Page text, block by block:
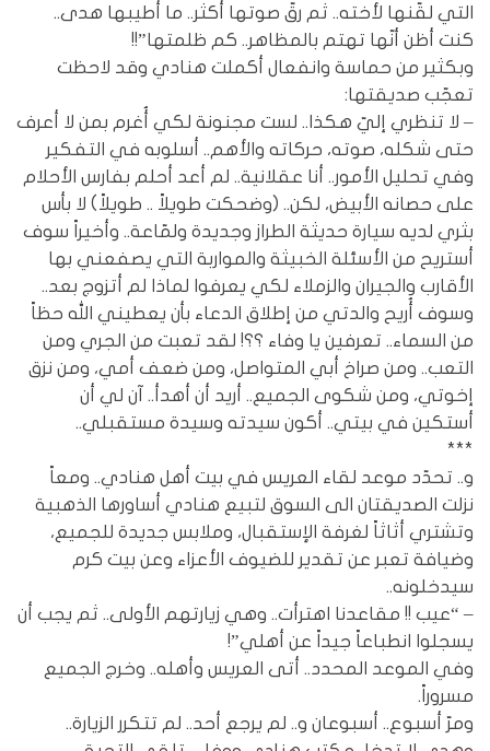
التي لقّنها لأخته.. ثم رقّ صوتها أكثر.. ما أطيبها هدى..
كنت أظن أنّها تهتم بالمظاهر.. كم ظلمتها”!!
وبكثير من حماسة وانفعال أكملت هنادي وقد لاحظت
تعجّب صديقتها:
– لا تنظري إليّ هكذا.. لست مجنونة لكي أُغرم بمن لا أعرف
حتى شكله، صوته، حركاته والأهم.. أسلوبه في التفكير
وفي تحليل الأمور.. أنا عقلانية.. لم أعد أحلم بفارس الأحلام
على حصانه الأبيض، لكن.. (وضحكت طويلاً .. طويلاً) لا بأس
بثري لديه سيارة حديثة الطراز وجديدة ولمّاعة.. وأخيراً سوف
أستريح من الأسئلة الخبيثة والمواربة التي يصفعني بها
الأقارب والجيران والزملاء لكي يعرفوا لماذا لم أتزوج بعد..
وسوف أُريح والدتي من إطلاق الدعاء بأن يعطيني الله حظاً
من السماء.. تعرفين يا وفاء ؟؟! لقد تعبت من الجري ومن
التعب.. ومن صراخ أبي المتواصل، ومن ضعف أمي، ومن نزق
إخوتي، ومن شكوى الجميع.. أريد أن أهدأ.. آن لي أن
أستكين في بيتي.. أكون سيدته وسيدة مستقبلي..
***
و.. تحدّد موعد لقاء العريس في بيت أهل هنادي.. ومعاً
نزلت الصديقتان الى السوق لتبيع هنادي أساورها الذهبية
وتشتري أثاثاً لغرفة الإستقبال، وملابس جديدة للجميع،
وضيافة تعبر عن تقدير للضيوف الأعزاء وعن بيت كرم
سيدخلونه..
– “عيب !! مقاعدنا اهترأت.. وهي زيارتهم الأولى.. ثم يجب أن
يسجلوا انطباعاً جيداً عن أهلي”!
وفي الموعد المحدد.. أتى العريس وأهله.. وخرج الجميع
مسروراً.
ومرّ أسبوع.. أسبوعان و.. لم يرجع أحد.. لم تتكرر الزيارة..